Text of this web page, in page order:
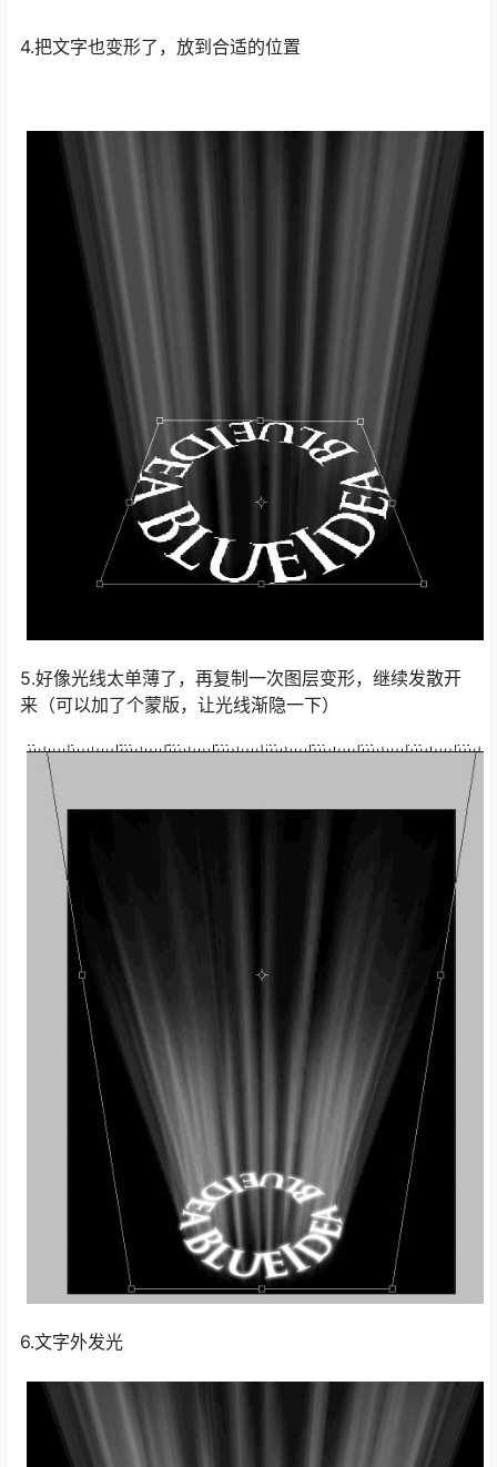
4.把文字也变形了，放到合适的位置
5.好像光线太单薄了，再复制一次图层变形，继续发散开
来（可以加了个蒙版，让光线渐隐一下）
6.文字外发光